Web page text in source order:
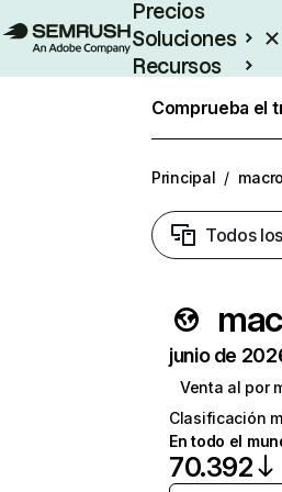
Precios
Soluciones
Recursos
Comprueba el
Principal /
Todos
junio de
Venta al por
Clasificación
En todo el
70.392